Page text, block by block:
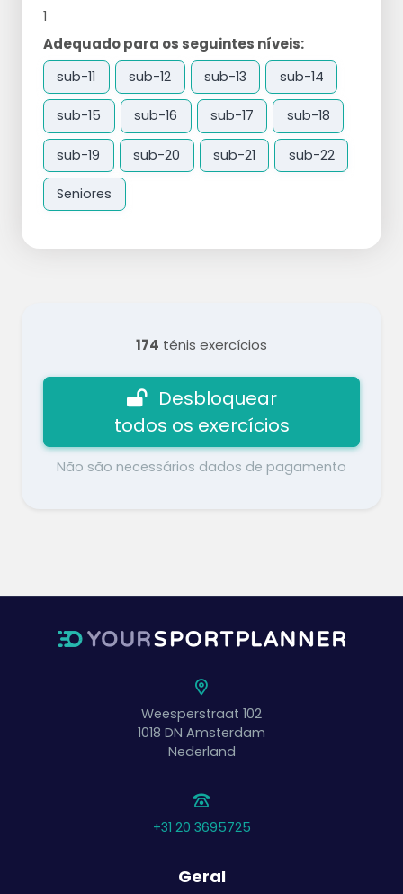
1
Adequado para os seguintes níveis:
sub-11 sub-12 sub-13 sub-14
sub-15 sub-16 sub-17 sub-18
sub-19 sub-20 sub-21 sub-22
Seniores
174 ténis exercícios
Desbloquear
todos os exercícios
Não são necessários dados de pagamento
Weesperstraat 102
1018 DN Amsterdam
Nederland
+31 20 3695725
Geral